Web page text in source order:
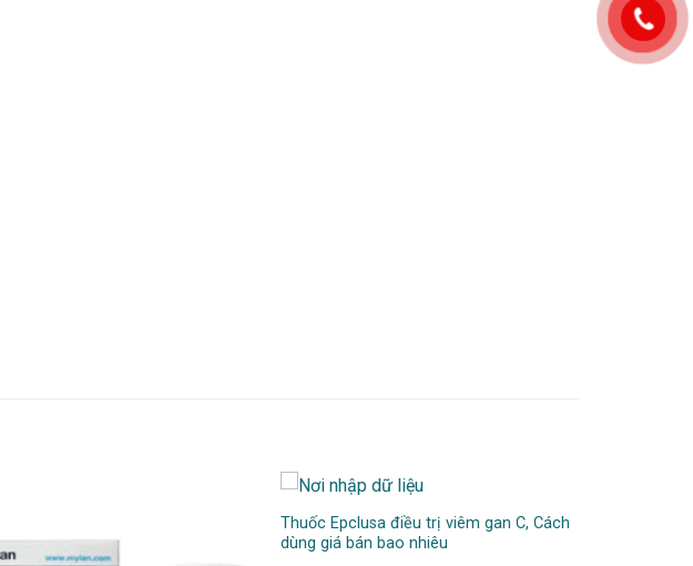
Thuốc Epclusa điều trị viêm gan C, Cách
dùng giá bán bao nhiêu